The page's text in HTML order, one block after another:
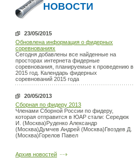
НОВОСТИ
23/05/2015
Обновлена информация о фидерных
соревнованиях
Сегодня добавлены все найденные на
просторах интернета фидерные
соревнования, планируемые к проведению в
2015 год. Календарь фидерных
соревнований 2015 года
20/05/2013
Сборная по фидеру 2013
Членами Сборной России по фидеру,
которая отправится в ЮАР стали: Середюк
И. (Москва)Руденко Александр
(Москва)Думчев Андрей (Москва)Гвоздев Д.
(Москва)Горелов Павел
Архив новостей